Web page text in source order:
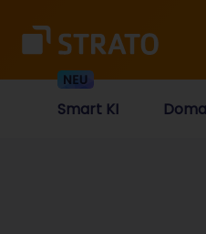
Smart KI